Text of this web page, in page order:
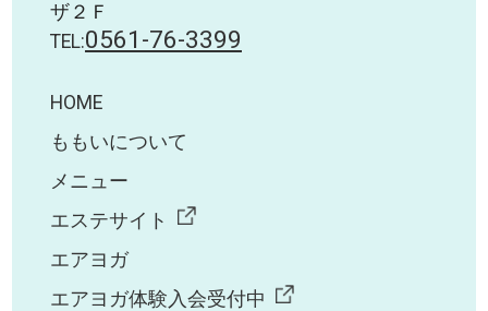
ザ２Ｆ
TEL:0561-76-3399
HOME
ももいについて
メニュー
エステサイト
エアヨガ
エアヨガ体験入会受付中